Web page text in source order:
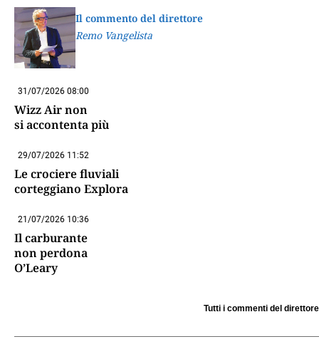
Il commento del direttore
Remo Vangelista
31/07/2026 08:00
Wizz Air non
si accontenta più
29/07/2026 11:52
Le crociere fluviali
corteggiano Explora
21/07/2026 10:36
Il carburante
non perdona
O’Leary
Tutti i commenti del direttore